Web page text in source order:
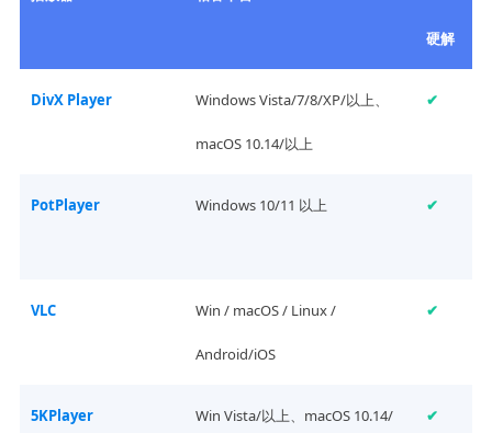
硬解
DivX Player Windows Vista/7/8/XP/以上、
macOS 10.14/以上
✔
PotPlayer Windows 10/11 以上 ✔
VLC Win / macOS / Linux /
Android/iOS
✔
5KPlayer Win Vista/以上、macOS 10.14/ ✔